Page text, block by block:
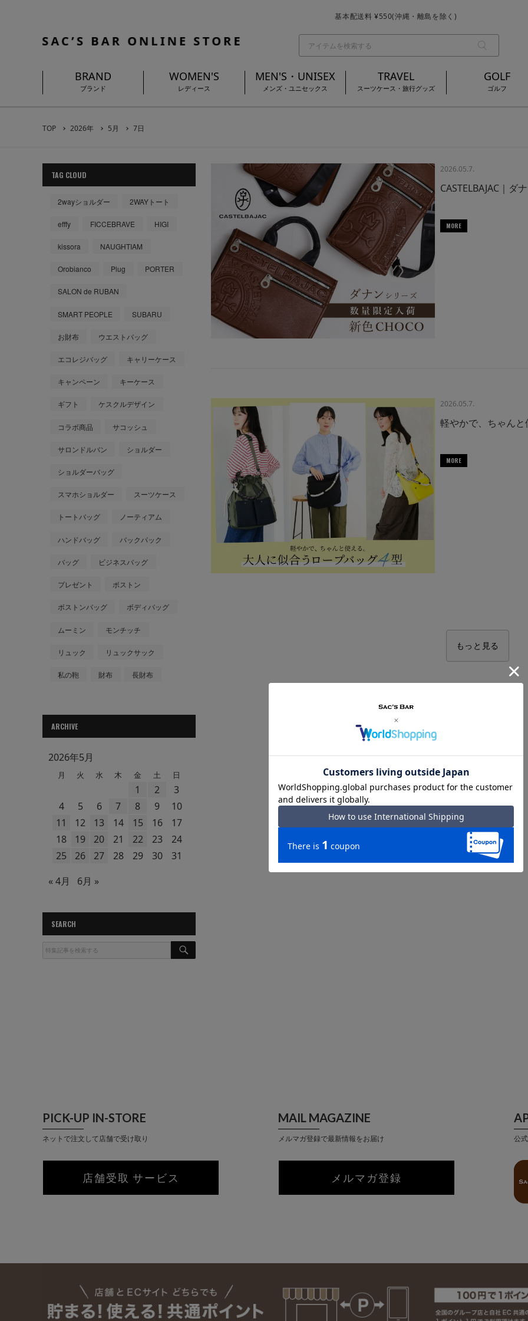
お買い上げ合計¥3,980以上で送料無料
BRAND
ブランド
WOMEN'S
レディース
MEN'S・UNISEX
メンズ・ユニセックス
TRAVEL
スーツケース・旅行グッズ
GOLF
ゴルフ
TOP 2026年 5月 7日
2026.05.7.
CASTELBAJAC｜ダ
MORE
2026.05.7.
軽やかで、ちゃんと
MORE
もっと見る
TAG CLOUD
2wayショルダー 2WAYトート
efffy FICCEBRAVE HIGI
kissora NAUGHTIAM
Orobianco Plug PORTER
SALON de RUBAN
SMART PEOPLE SUBARU
お財布 ウエストバッグ
エコレジバッグ キャリーケース
キャンペーン キーケース
ギフト ケスクルデザイン
コラボ商品 サコッシュ
サロンドルバン ショルダー
ショルダーバッグ
スマホショルダー スーツケース
トートバッグ ノーティアム
ハンドバッグ バックパック
バッグ ビジネスバッグ
プレゼント ボストン
ボストンバッグ ボディバッグ
ムーミン モンチッチ
リュック リュックサック
私の鞄 財布 長財布
ARCHIVE
2026年5月
月 火 水 木 金 土 日
1 2
3
4
5 6 7 8 9
10
11
12 13 14 15 16
17
18
19 20 21 22 23
24
25
26 27 28 29 30
31
« 4月
6月 »
SEARCH
S
R
PICK-UP IN-STORE
ネットで注文して店舗で受け取り
店舗受取 サービス
MAIL MAGAZINE
メルマガ登録で最新情報をお届け
メルマガ登録
公